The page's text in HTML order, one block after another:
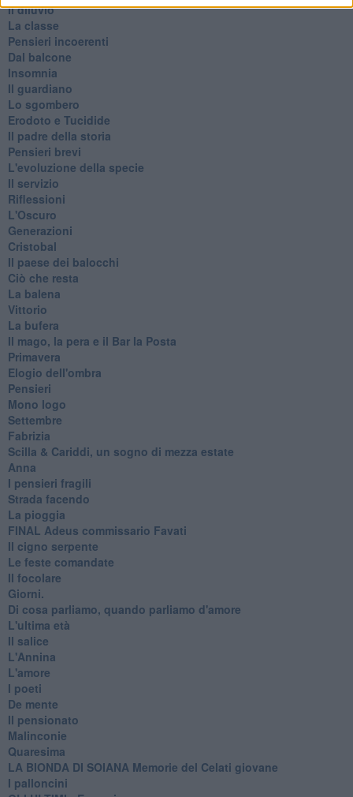
Il diluvio
La classe
Pensieri incoerenti
Dal balcone
Insomnia
Il guardiano
Lo sgombero
Erodoto e Tucidide
Il padre della storia
Pensieri brevi
L'evoluzione della specie
Il servizio
Riflessioni
L'Oscuro
Generazioni
Cristobal
Il paese dei balocchi
Ciò che resta
La balena
Vittorio
La bufera
Il mago, la pera e il Bar la Posta
Primavera
Elogio dell'ombra
Pensieri
Mono logo
Settembre
Fabrizia
​Scilla & Cariddi, un sogno di mezza estate
Anna
I pensieri fragili
Strada facendo
La pioggia
FINAL Adeus commissario Favati
Il cigno serpente
Le feste comandate
Il focolare
Giorni.
Di cosa parliamo, quando parliamo d'amore
L'ultima età
Il salice
L'Annina
L'amore
I poeti
De mente
Il pensionato
Malinconie
Quaresima
LA BIONDA DI SOIANA Memorie del Celati giovane
I palloncini